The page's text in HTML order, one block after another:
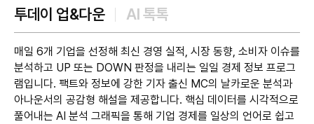
투데이 업&다운 AI 톡톡
매일 6개 기업을 선정해 최신 경영 실적, 시장 동향, 소비자 이슈를
분석하고 UP 또는 DOWN 판정을 내리는 일일 경제 정보 프로그
램입니다. 팩트와 정보에 강한 기자 출신 MC의 날카로운 분석과
아나운서의 공감형 해설을 제공합니다. 핵심 데이터를 시각적으로
풀어내는 AI 분석 그래픽을 통해 기업 경제를 일상의 언어로 쉽고